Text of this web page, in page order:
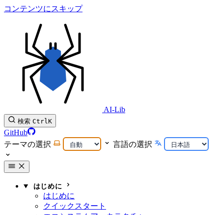
コンテンツにスキップ
AI-Lib
検索 CtrlK
GitHub
テーマの選択
言語の選択
はじめに
はじめに
クイックスタート